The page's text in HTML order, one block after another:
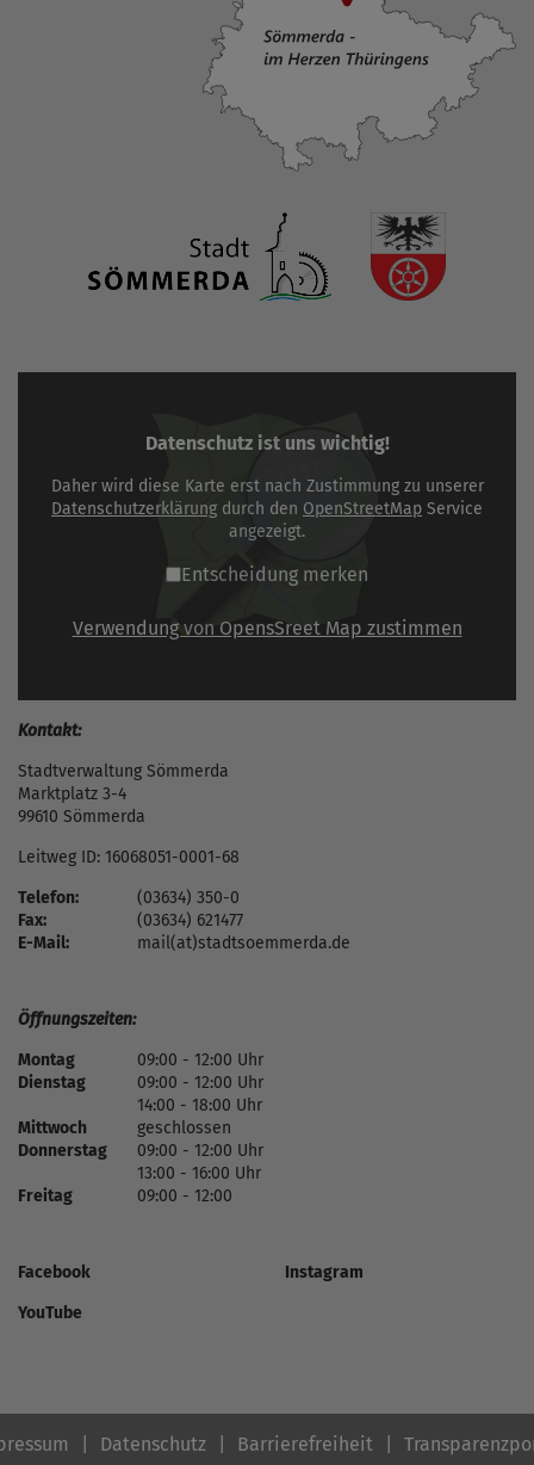
Datenschutz ist uns wichtig!
Daher wird diese Karte erst nach Zustimmung zu unserer
Datenschutzerklärung durch den OpenStreetMap Service
angezeigt.
Entscheidung merken
Verwendung von OpensSreet Map zustimmen
Kontakt:
Stadtverwaltung Sömmerda
Marktplatz 3-4
99610 Sömmerda
Leitweg ID: 16068051-0001-68
Telefon:
(03634) 350-0
Fax:
(03634) 621477
E-Mail:
mail(at)stadtsoemmerda.de
Öffnungszeiten:
Montag
09:00 - 12:00 Uhr
Dienstag
09:00 - 12:00 Uhr
14:00 - 18:00 Uhr
Mittwoch
geschlossen
Donnerstag
09:00 - 12:00 Uhr
13:00 - 16:00 Uhr
Freitag
09:00 - 12:00
Facebook
Instagram
YouTube
Datenschutz Barrierefreiheit